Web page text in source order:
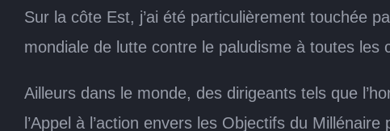
Sur la côte Est, j’ai été particulièrement touchée
mondiale de lutte contre le paludisme à toutes
Ailleurs dans le monde, des dirigeants tels que
l’Appel à l’action envers les Objectifs du